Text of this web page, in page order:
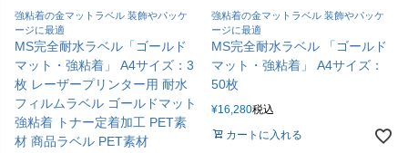
強粘着の金マットラベル 装飾やパッケ
ージに最適
MS完全耐水ラベル「ゴールド
マット・強粘着」 A4サイズ：3
枚 レーザープリンター用 耐水
フィルムラベル ゴールドマット
強粘着 トナー定着加工 PET素
材 商品ラベル PET素材
強粘着の金マットラベル 装飾やパッケ
ージに最適
MS完全耐水ラベル 「ゴールド
マット・強粘着」 A4サイズ：
50枚
¥16,280税込
カートに入れる